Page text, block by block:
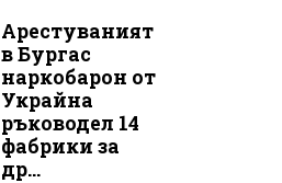
Арестуваният
в Бургас
наркобарон от
Украйна
ръководел 14
фабрики за
др...